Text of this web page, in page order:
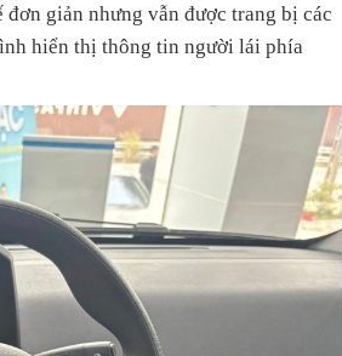
giản nhưng vẫn được trang bị các
hiển thị thông tin người lái phía